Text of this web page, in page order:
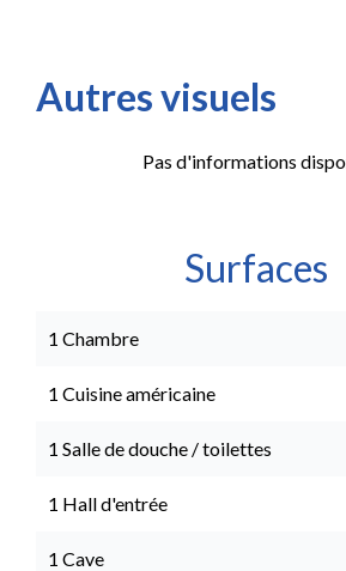
Autres visuels
Pas d'informations
Surfaces
1 Chambre
1 Cuisine américaine
1 Salle de douche / toilettes
1 Hall d'entrée
1 Cave